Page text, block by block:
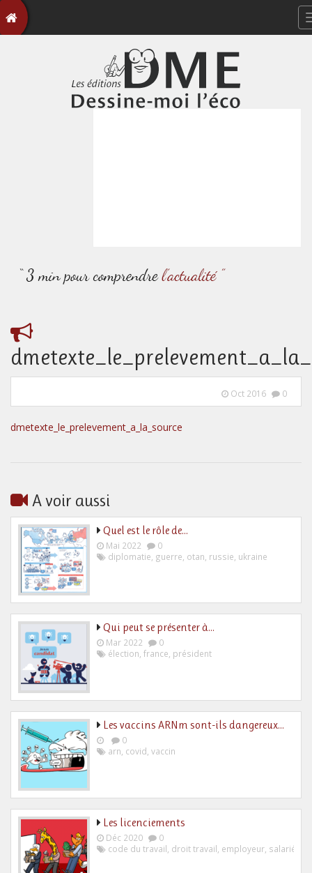
Oct 2016 0
dmetexte_le_prelevement_a_la_source
A voir aussi
Quel est le rôle de…
Mai 2022
0
diplomatie guerre otan russie ukraine
Qui peut se présenter à…
Mar 2022
0
élection, france, président
Les vaccins ARNm sont-ils dangereux…
0
arn, covid, vaccin
Les licenciements
Déc 2020
0
code du travail, droit travail, employeur, salarié